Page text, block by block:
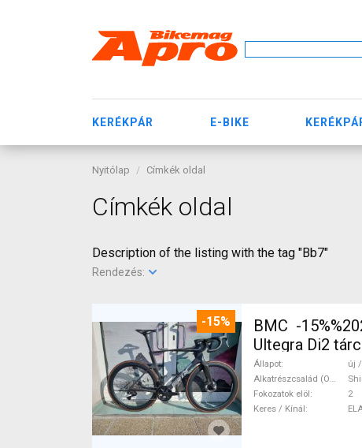
KERÉKPÁR E-BIKE
Nyitólap Címkék oldal
Címkék oldal
Description of the listing with the tag "Bb7"
Rendezés:
-15%
BMC -
Ultegra Di2
Állapot
új
Alkatrészcsalád (Outi)
Fokozatok elöl
2
Keres / Kínál